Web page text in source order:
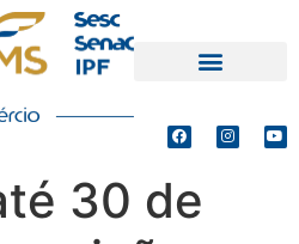
30 de